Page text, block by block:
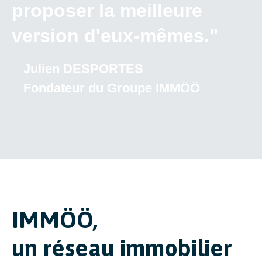
proposer la meilleure
version d'eux-mêmes."
Julien DESPORTES
Fondateur du Groupe IMMÖÖ
IMMÖÖ,
un réseau immobilier